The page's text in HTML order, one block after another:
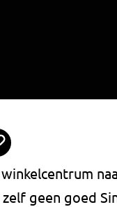
zelf geen goed